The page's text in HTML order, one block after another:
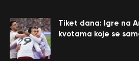
Tiket dana: Igre na
kvotama koje se